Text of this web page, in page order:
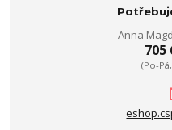
Anna
705
(Po-